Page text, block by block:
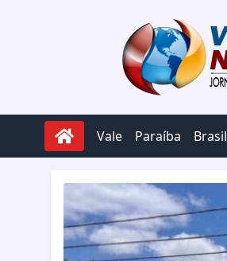
Vale Paraíba Brasil